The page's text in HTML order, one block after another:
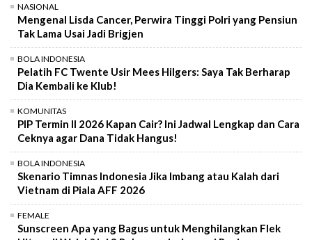
NASIONAL
Mengenal Lisda Cancer, Perwira Tinggi Polri yang Pensiun
Tak Lama Usai Jadi Brigjen
BOLA INDONESIA
Pelatih FC Twente Usir Mees Hilgers: Saya Tak Berharap
Dia Kembali ke Klub!
KOMUNITAS
PIP Termin II 2026 Kapan Cair? Ini Jadwal Lengkap dan Cara
Ceknya agar Dana Tidak Hangus!
BOLA INDONESIA
Skenario Timnas Indonesia Jika Imbang atau Kalah dari
Vietnam di Piala AFF 2026
FEMALE
Sunscreen Apa yang Bagus untuk Menghilangkan Flek